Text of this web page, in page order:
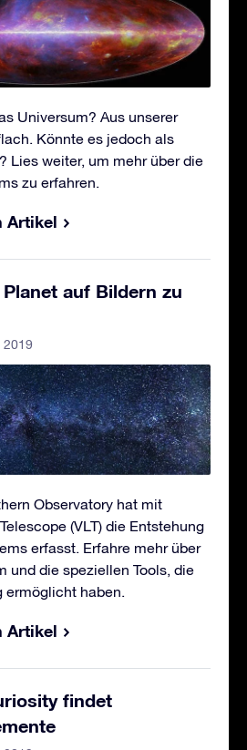
Universum? Aus unserer
Könnte es jedoch als
Lies weiter, um mehr über die
zu erfahren.
Artikel
auf Bildern zu
2019
Observatory hat mit
(VLT) die Entstehung
erfasst. Erfahre mehr über
und die speziellen Tools, die
ermöglicht haben.
Artikel
findet